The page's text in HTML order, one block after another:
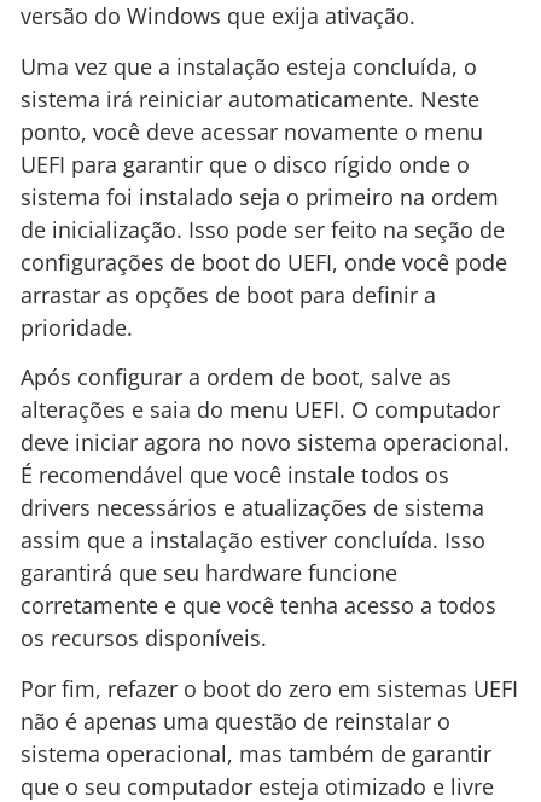
versão do Windows que exija ativação.
Uma vez que a instalação esteja concluída, o
sistema irá reiniciar automaticamente. Neste
ponto, você deve acessar novamente o menu
UEFI para garantir que o disco rígido onde o
sistema foi instalado seja o primeiro na ordem
de inicialização. Isso pode ser feito na seção de
configurações de boot do UEFI, onde você pode
arrastar as opções de boot para definir a
prioridade.
Após configurar a ordem de boot, salve as
alterações e saia do menu UEFI. O computador
deve iniciar agora no novo sistema operacional.
É recomendável que você instale todos os
drivers necessários e atualizações de sistema
assim que a instalação estiver concluída. Isso
garantirá que seu hardware funcione
corretamente e que você tenha acesso a todos
os recursos disponíveis.
Por fim, refazer o boot do zero em sistemas UEFI
não é apenas uma questão de reinstalar o
sistema operacional, mas também de garantir
que o seu computador esteja otimizado e livre